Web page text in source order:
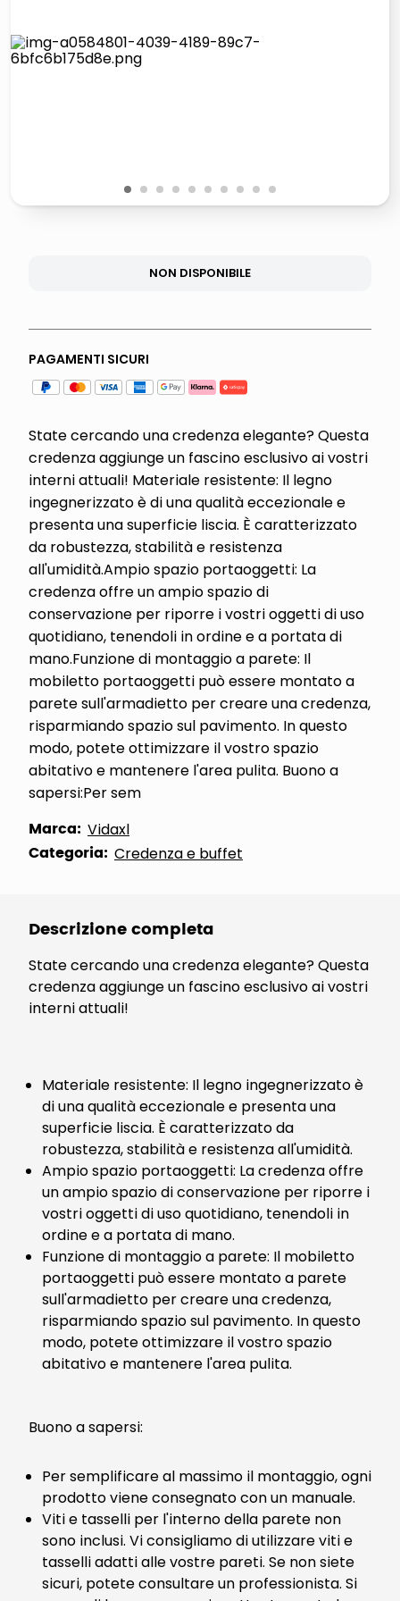
pattumiera raccolta differenziata
elenco telefonico
1 2 3 4 5 6 7 8 9 10
NON DISPONIBILE
PAGAMENTI SICURI
State cercando una credenza elegante? Questa
credenza aggiunge un fascino esclusivo ai vostri
interni attuali! Materiale resistente: Il legno
ingegnerizzato è di una qualità eccezionale e
presenta una superficie liscia. È caratterizzato
da robustezza, stabilità e resistenza
all'umidità.Ampio spazio portaoggetti: La
credenza offre un ampio spazio di
conservazione per riporre i vostri oggetti di uso
quotidiano, tenendoli in ordine e a portata di
mano.Funzione di montaggio a parete: Il
mobiletto portaoggetti può essere montato a
parete sull'armadietto per creare una credenza,
risparmiando spazio sul pavimento. In questo
modo, potete ottimizzare il vostro spazio
abitativo e mantenere l'area pulita. Buono a
sapersi:Per sem
Marca: Vidaxl
Categoria: Credenza e buffet
Descrizione completa
State cercando una credenza elegante? Questa
credenza aggiunge un fascino esclusivo ai vostri
interni attuali!
Materiale resistente: Il legno ingegnerizzato è
di una qualità eccezionale e presenta una
superficie liscia. È caratterizzato da
robustezza, stabilità e resistenza all'umidità.
Ampio spazio portaoggetti: La credenza offre
un ampio spazio di conservazione per riporre i
vostri oggetti di uso quotidiano, tenendoli in
ordine e a portata di mano.
Funzione di montaggio a parete: Il mobiletto
portaoggetti può essere montato a parete
sull'armadietto per creare una credenza,
risparmiando spazio sul pavimento. In questo
modo, potete ottimizzare il vostro spazio
abitativo e mantenere l'area pulita.
Buono a sapersi:
Per semplificare al massimo il montaggio, ogni
prodotto viene consegnato con un manuale.
Viti e tasselli per l'interno della parete non
sono inclusi. Vi consigliamo di utilizzare viti e
tasselli adatti alle vostre pareti. Se non siete
sicuri, potete consultare un professionista. Si